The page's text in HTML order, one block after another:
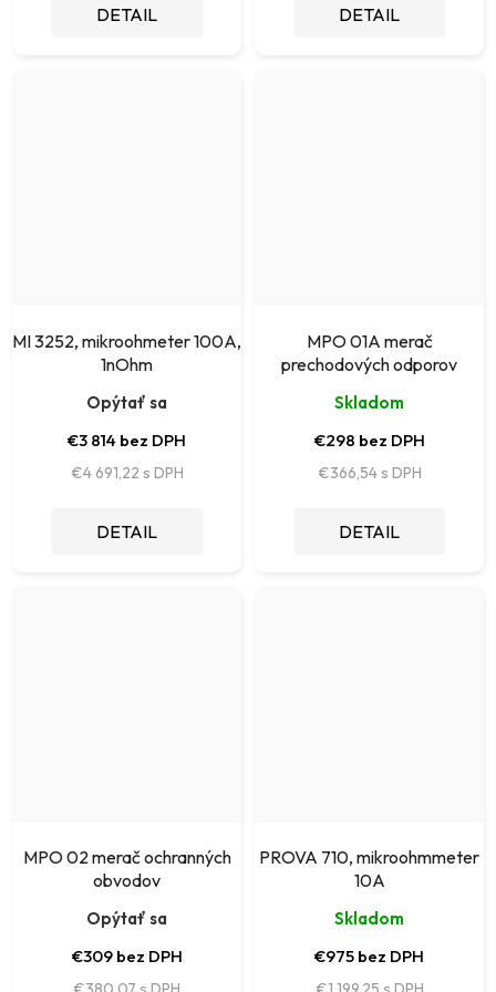
DETAIL DETAIL
MI 3252, mikroohmeter 100A,
1nOhm
Opýtať sa
€3 814 bez DPH
€4 691,22
DETAIL
MPO 01A merač
prechodových odporov
Skladom
€298 bez DPH
€366,54
DETAIL
MPO 02 merač ochranných
obvodov
Opýtať sa
€309 bez DPH
PROVA 710, mikroohmmeter
10A
Skladom
€975 bez DPH